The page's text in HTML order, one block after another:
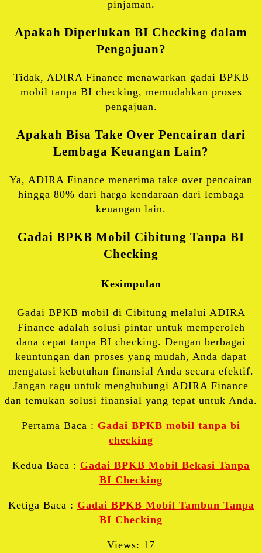
pinjaman.
Apakah Diperlukan BI Checking dalam
Pengajuan?
Tidak, ADIRA Finance menawarkan gadai BPKB
mobil tanpa BI checking, memudahkan proses
pengajuan.
Apakah Bisa Take Over Pencairan dari
Lembaga Keuangan Lain?
Ya, ADIRA Finance menerima take over pencairan
hingga 80% dari harga kendaraan dari lembaga
keuangan lain.
Gadai BPKB Mobil Cibitung Tanpa BI
Checking
Kesimpulan
Gadai BPKB mobil di Cibitung melalui ADIRA
Finance adalah solusi pintar untuk memperoleh
dana cepat tanpa BI checking. Dengan berbagai
keuntungan dan proses yang mudah, Anda dapat
mengatasi kebutuhan finansial Anda secara efektif.
Jangan ragu untuk menghubungi ADIRA Finance
dan temukan solusi finansial yang tepat untuk Anda.
Pertama Baca : Gadai BPKB mobil tanpa bi
checking
Kedua Baca : Gadai BPKB Mobil Bekasi Tanpa
BI Checking
Ketiga Baca : Gadai BPKB Mobil Tambun Tanpa
BI Checking
Views: 17